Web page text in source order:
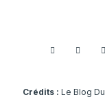
Crédits : Le Blog